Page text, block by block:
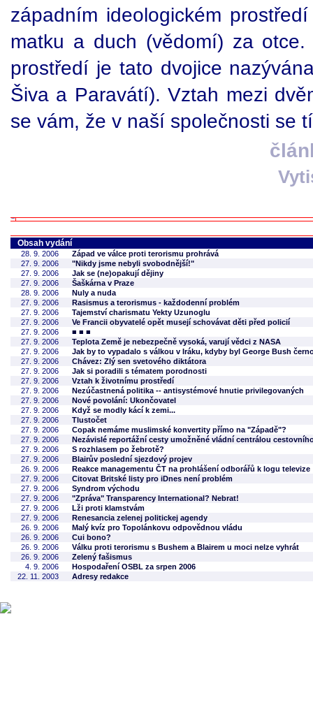
západním ideologickém
matku a duch (vědomí) za
prostředí je tato dvojice
Šiva a Paravátí). Vztah mezi
se vám, že v naší společnosti se
Obsah vydání
28. 9. 2006
Západ ve válce proti terorismu prohrává
27. 9. 2006
"Nikdy jsme nebyli svobodnější!"
27. 9. 2006
Jak se (ne)opakují dějiny
27. 9. 2006
Šaškárna v Praze
28. 9. 2006
Nuly a nuda
27. 9. 2006
Rasismus a terorismus - každodenní problém
27. 9. 2006
Tajemství charismatu Yekty Uzunoglu
27. 9. 2006
Ve Francii obyvatelé opět musejí schovávat děti před policií
27. 9. 2006
■ ■ ■
27. 9. 2006
Teplota Země je nebezpečně vysoká, varují vědci z NASA
27. 9. 2006
Jak by to vypadalo s válkou v Iráku, kdyby byl George Bush
27. 9. 2006
Chávez: Zlý sen svetového diktátora
27. 9. 2006
Jak si poradili s tématem porodnosti
27. 9. 2006
Vztah k životnímu prostředí
27. 9. 2006
Nezúčastnená politika -- antisystémové hnutie privilegovaných
27. 9. 2006
Nové povolání: Ukončovatel
27. 9. 2006
Když se modly kácí k zemi...
27. 9. 2006
Tlustočet
27. 9. 2006
Copak nemáme muslimské konvertity přímo na "Západě"?
27. 9. 2006
Nezávislé reportážní cesty umožněné vládní centrálou
27. 9. 2006
S rozhlasem po žebrotě?
27. 9. 2006
Blairův poslední sjezdový projev
26. 9. 2006
Reakce managementu ČT na prohlášení odborářů k logu televize
27. 9. 2006
Citovat Britské listy pro iDnes není problém
27. 9. 2006
Syndrom východu
27. 9. 2006
"Zpráva" Transparency International? Nebrat!
27. 9. 2006
Lži proti klamstvám
27. 9. 2006
Renesancia zelenej politickej agendy
26. 9. 2006
Malý kvíz pro Topolánkovu odpovědnou vládu
26. 9. 2006
Cui bono?
26. 9. 2006
Válku proti terorismu s Bushem a Blairem u moci nelze vyhrát
26. 9. 2006
Zelený fašismus
4. 9. 2006
Hospodaření OSBL za srpen 2006
22. 11. 2003
Adresy redakce